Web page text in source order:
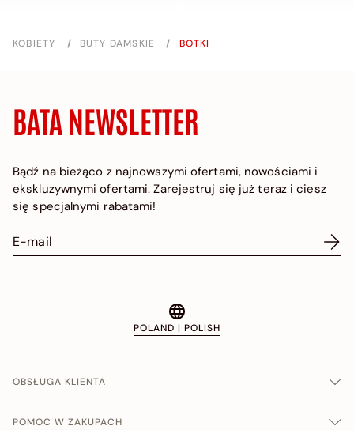
KOBIETY / BUTY DAMSKIE / BOTKI
BATA NEWSLETTER
Bądź na bieżąco z najnowszymi ofertami, nowościami i
ekskluzywnymi ofertami. Zarejestruj się już teraz i ciesz
się specjalnymi rabatami!
POLAND | POLISH
OBSŁUGA KLIENTA
POMOC W ZAKUPACH